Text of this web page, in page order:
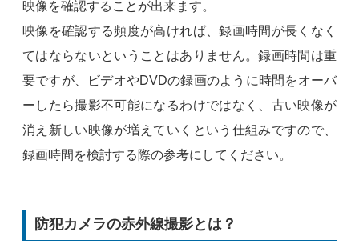
映像を確認することが出来ます。
映像を確認する頻度が高ければ、録画時間が長くなく
てはならないということはありません。録画時間は重
要ですが、ビデオやDVDの録画のように時間をオーバ
ーしたら撮影不可能になるわけではなく、古い映像が
消え新しい映像が増えていくという仕組みですので、
録画時間を検討する際の参考にしてください。
防犯カメラの赤外線撮影とは？